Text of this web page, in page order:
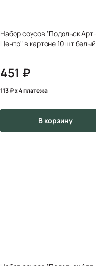
Набор соусов "Подольск Арт-
Центр" в картоне 10 шт белый
451
113 x 4 платежа
в корзину